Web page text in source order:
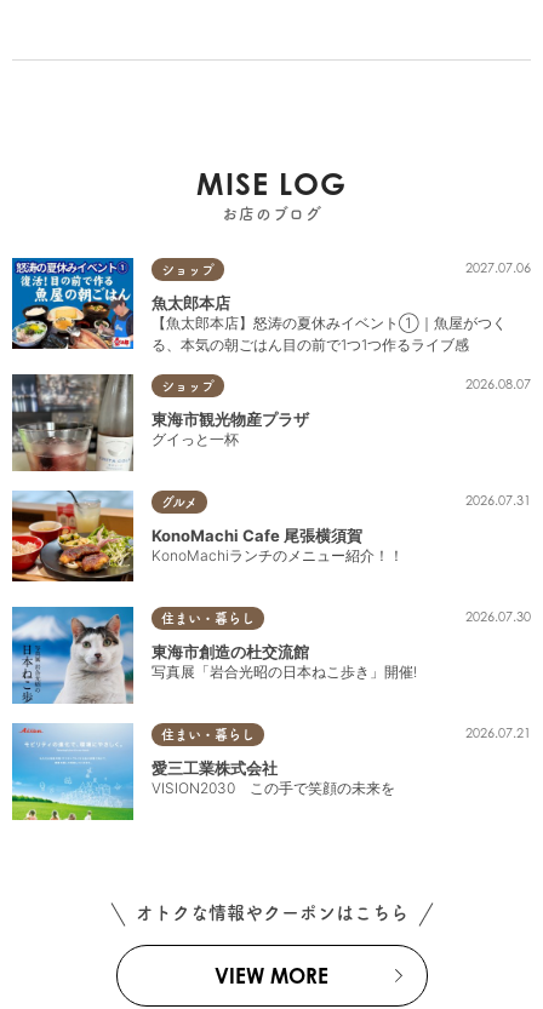
MISE LOG
お店のブログ
ショップ 2027.07.06
魚太郎本店
【魚太郎本店】怒涛の夏休みイベント①｜魚屋がつく
る、本気の朝ごはん目の前で1つ1つ作るライブ感
ショップ 2026.08.07
東海市観光物産プラザ
グイっと一杯
グルメ 2026.07.31
KonoMachi Cafe 尾張横須賀
KonoMachiランチのメニュー紹介！！
住まい・暮らし 2026.07.30
東海市創造の杜交流館
写真展「岩合光昭の日本ねこ歩き」開催!
住まい・暮らし 2026.07.21
愛三工業株式会社
VISION2030 この手で笑顔の未来を
オトクな情報やクーポンはこちら
VIEW MORE